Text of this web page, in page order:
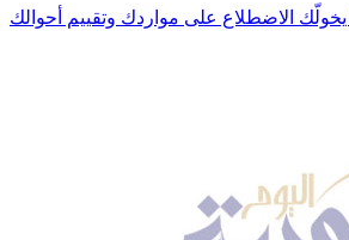
الاضطلاع على مواردك وتقييم أحوالك